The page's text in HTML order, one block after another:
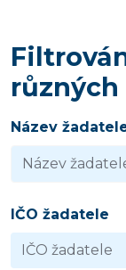
Název
IČO žadatele